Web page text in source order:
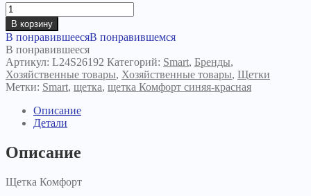
Количество
товара
Щетка
Комфорт
синяя-
красная
В корзину
В понравившеесяВ понравившемся
В понравившееся
Артикул: L24S26192 Категорий: Smart, Бренды,
Хозяйственные товары, Хозяйственные товары, Щетки
Метки: Smart, щетка, щетка Комфорт синяя-красная
Описание
Детали
Описание
Щетка Комфорт